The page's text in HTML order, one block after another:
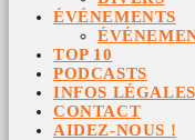
ÉVÉNEMENTS
TOP 10
PODCASTS
INFOS LÉGALES
CONTACT
AIDEZ-NOUS !